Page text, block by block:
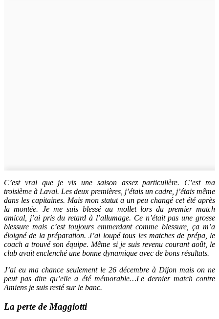
C’est vrai que je vis une saison assez particulière. C’est ma
troisième à Laval. Les deux premières, j’étais un cadre, j’étais même
dans les capitaines. Mais mon statut a un peu changé cet été après
la montée. Je me suis blessé au mollet lors du premier match
amical, j’ai pris du retard à l’allumage. Ce n’était pas une grosse
blessure mais c’est toujours emmerdant comme blessure, ça m’a
éloigné de la préparation. J’ai loupé tous les matches de prépa, le
coach a trouvé son équipe. Même si je suis revenu courant août, le
club avait enclenché une bonne dynamique avec de bons résultats.
J’ai eu ma chance seulement le 26 décembre à Dijon mais on ne
peut pas dire qu’elle a été mémorable…Le dernier match contre
Amiens je suis resté sur le banc.
La perte de Maggiotti